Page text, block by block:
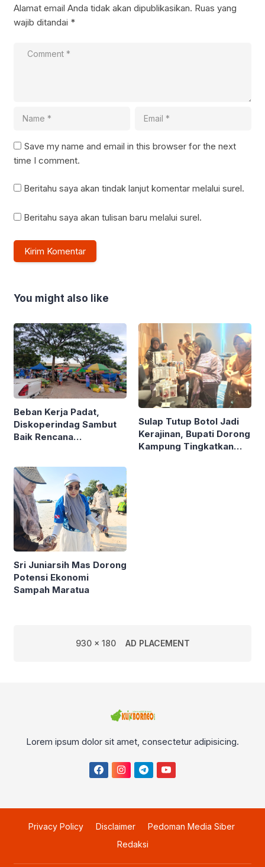
Alamat email Anda tidak akan dipublikasikan. Ruas yang
wajib ditandai *
Save my name and email in this browser for the next
time I comment.
Beritahu saya akan tindak lanjut komentar melalui surel.
Beritahu saya akan tulisan baru melalui surel.
You might also like
Beban Kerja Padat,
Diskoperindag Sambut
Baik Rencana
Sulap Tutup Botol Jadi
Kerajinan, Bupati Dorong
Kampung Tingkatkan
Sri Juniarsih Mas Dorong
Potensi Ekonomi
Sampah Maratua
930 x 180 AD PLACEMENT
Lorem ipsum dolor sit amet, consectetur adipisicing.
Privacy Policy Disclaimer
Pedoman Media Siber
Redaksi